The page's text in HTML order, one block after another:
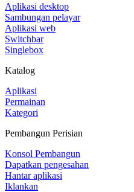
Aplikasi desktop
Sambungan pelayar
Aplikasi web
Switchbar
Singlebox
Katalog
Aplikasi
Permainan
Kategori
Pembangun Perisian
Konsol Pembangun
Dapatkan pengesahan
Hantar aplikasi
Iklankan